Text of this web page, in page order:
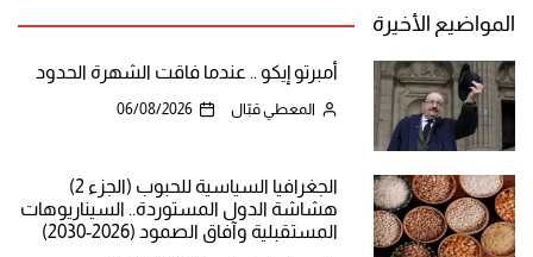
المواضيع الأخيرة
أمبرتو إيكو .. عندما فاقت الشهرة الحدود
المعطي قبّال 06/08/2026
الجغرافيا السياسية للحبوب (الجزء 2)
هشاشة الدول المستوردة.. السيناريوهات
المستقبلية وآفاق الصمود (2026-2030)